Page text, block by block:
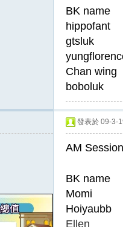
BK
gtsluk
Chan
發表於 09-3-
AM Session
BK
Momi